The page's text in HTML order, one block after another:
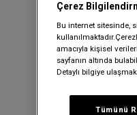
Çerez
Bu internet sitesinde,
amacıyla kişisel
sayfanın altında
Detaylı bilgiye
Tümünü